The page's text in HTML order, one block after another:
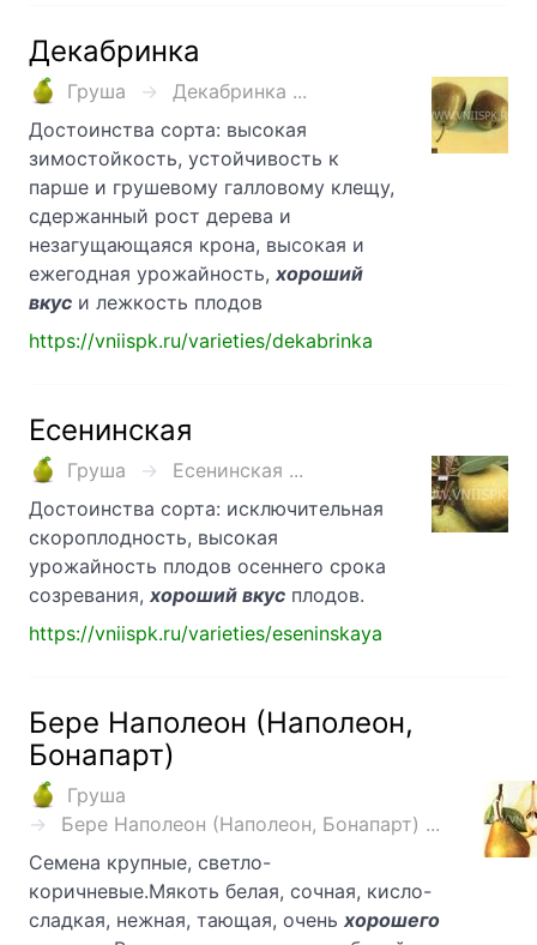
Декабринка
Груша
Декабринка ...
Достоинства сорта: высокая
зимостойкость, устойчивость к
парше и грушевому галловому клещу,
сдержанный рост дерева и
незагущающаяся крона, высокая и
ежегодная урожайность, хороший
вкус и лежкость плодов
https://vniispk.ru/varieties/dekabrinka
Есенинская
Груша
Есенинская ...
Достоинства сорта: исключительная
скороплодность, высокая
урожайность плодов осеннего срока
созревания, хороший вкус плодов.
https://vniispk.ru/varieties/eseninskaya
Бере Наполеон (Наполеон,
Бонапарт)
Груша
Бере Наполеон (Наполеон, Бонапарт) ...
Семена крупные, светло-
коричневые.Мякоть белая, сочная, кисло-
сладкая, нежная, тающая, очень хорошего